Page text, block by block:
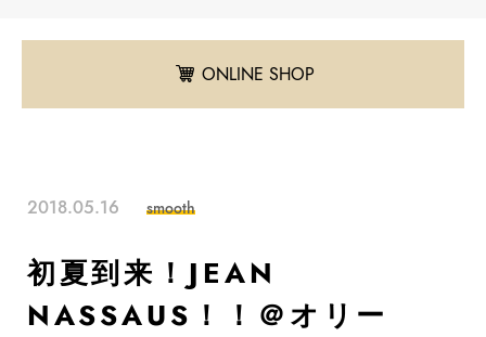
ONLINE SHOP
2018.05.16 smooth
初夏到来！JEAN
NASSAUS！！＠オリー